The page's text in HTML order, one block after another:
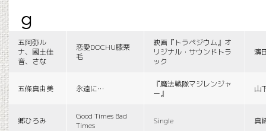
g
五阿弥ル
ナ、國土佳
音、さな
恋愛DOCHU膝栗
毛
映画『トラペジウム』オ
リジナル・サウンドトラ
ック
濱
五條真由美 永遠に…
『魔法戦隊マジレンジャ
ー』
山
郷ひろみ
Good Times Bad
Times
Single 真